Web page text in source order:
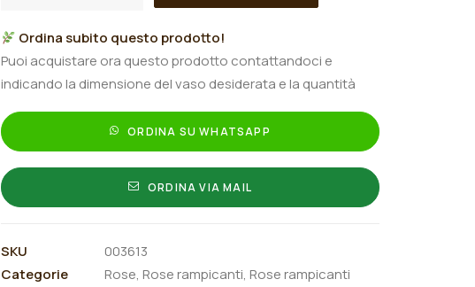
"Sombreuil"
quantità
Ordina subito questo prodotto!
Puoi acquistare ora questo prodotto contattandoci e
indicando la dimensione del vaso desiderata e la quantità
ORDINA SU WHATSAPP
ORDINA VIA MAIL
SKU
003613
Categorie
Rose, Rose rampicanti, Rose rampicanti